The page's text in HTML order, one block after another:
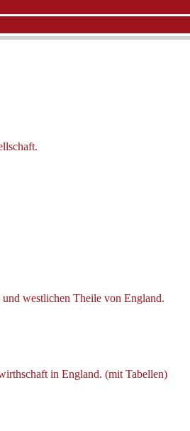
westlichen Theile von England.
in England. (mit Tabellen)